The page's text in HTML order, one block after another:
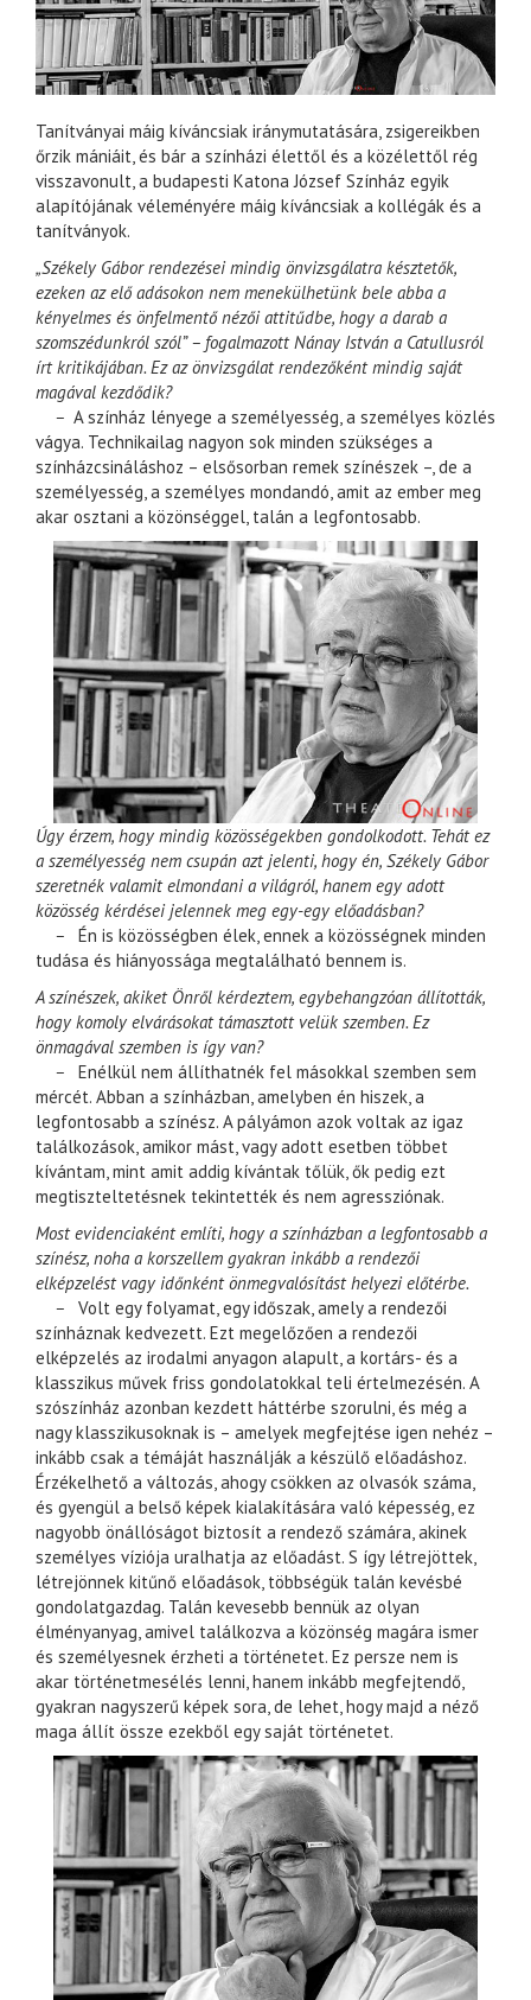
Tanítványai máig kíváncsiak iránymutatására, zsigereikben
őrzik mániáit, és bár a színházi élettől és a közélettől rég
visszavonult, a budapesti Katona József Színház egyik
alapítójának véleményére máig kíváncsiak a kollégák és a
tanítványok.
„Székely Gábor rendezései mindig önvizsgálatra késztetők,
ezeken az elő adásokon nem menekülhetünk bele abba a
kényelmes és önfelmentő nézői attitűdbe, hogy a darab a
szomszédunkról szól” – fogalmazott Nánay István a Catullusról
írt kritikájában. Ez az önvizsgálat rendezőként mindig saját
magával kezdődik?
– A színház lényege a személyesség, a személyes közlés
vágya. Technikailag nagyon sok minden szükséges a
színházcsináláshoz – elsősorban remek színészek –, de a
személyesség, a személyes mondandó, amit az ember meg
akar osztani a közönséggel, talán a legfontosabb.
Úgy érzem, hogy mindig közösségekben gondolkodott. Tehát ez
a személyesség nem csupán azt jelenti, hogy én, Székely Gábor
szeretnék valamit elmondani a világról, hanem egy adott
közösség kérdései jelennek meg egy-egy előadásban?
– Én is közösségben élek, ennek a közösségnek minden
tudása és hiányossága megtalálható bennem is.
A színészek, akiket Önről kérdeztem, egybehangzóan állították,
hogy komoly elvárásokat támasztott velük szemben. Ez
önmagával szemben is így van?
– Enélkül nem állíthatnék fel másokkal szemben sem
mércét. Abban a színházban, amelyben én hiszek, a
legfontosabb a színész. A pályámon azok voltak az igaz
találkozások, amikor mást, vagy adott esetben többet
kívántam, mint amit addig kívántak tőlük, ők pedig ezt
megtiszteltetésnek tekintették és nem agressziónak.
Most evidenciaként említi, hogy a színházban a legfontosabb a
színész, noha a korszellem gyakran inkább a rendezői
elképzelést vagy időnként önmegvalósítást helyezi előtérbe.
– Volt egy folyamat, egy időszak, amely a rendezői
színháznak kedvezett. Ezt megelőzően a rendezői
elképzelés az irodalmi anyagon alapult, a kortárs- és a
klasszikus művek friss gondolatokkal teli értelmezésén. A
szószínház azonban kezdett háttérbe szorulni, és még a
nagy klasszikusoknak is – amelyek megfejtése igen nehéz –
inkább csak a témáját használják a készülő előadáshoz.
Érzékelhető a változás, ahogy csökken az olvasók száma,
és gyengül a belső képek kialakítására való képesség, ez
nagyobb önállóságot biztosít a rendező számára, akinek
személyes víziója uralhatja az előadást. S így létrejöttek,
létrejönnek kitűnő előadások, többségük talán kevésbé
gondolatgazdag. Talán kevesebb bennük az olyan
élményanyag, amivel találkozva a közönség magára ismer
és személyesnek érzheti a történetet. Ez persze nem is
akar történetmesélés lenni, hanem inkább megfejtendő,
gyakran nagyszerű képek sora, de lehet, hogy majd a néző
maga állít össze ezekből egy saját történetet.